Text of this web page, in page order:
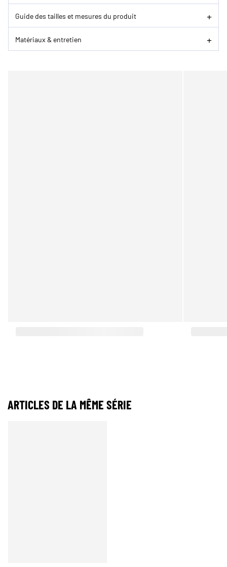
Guide des tailles et mesures du produit
Matériaux & entretien
ARTICLES DE LA MÊME SÉRIE